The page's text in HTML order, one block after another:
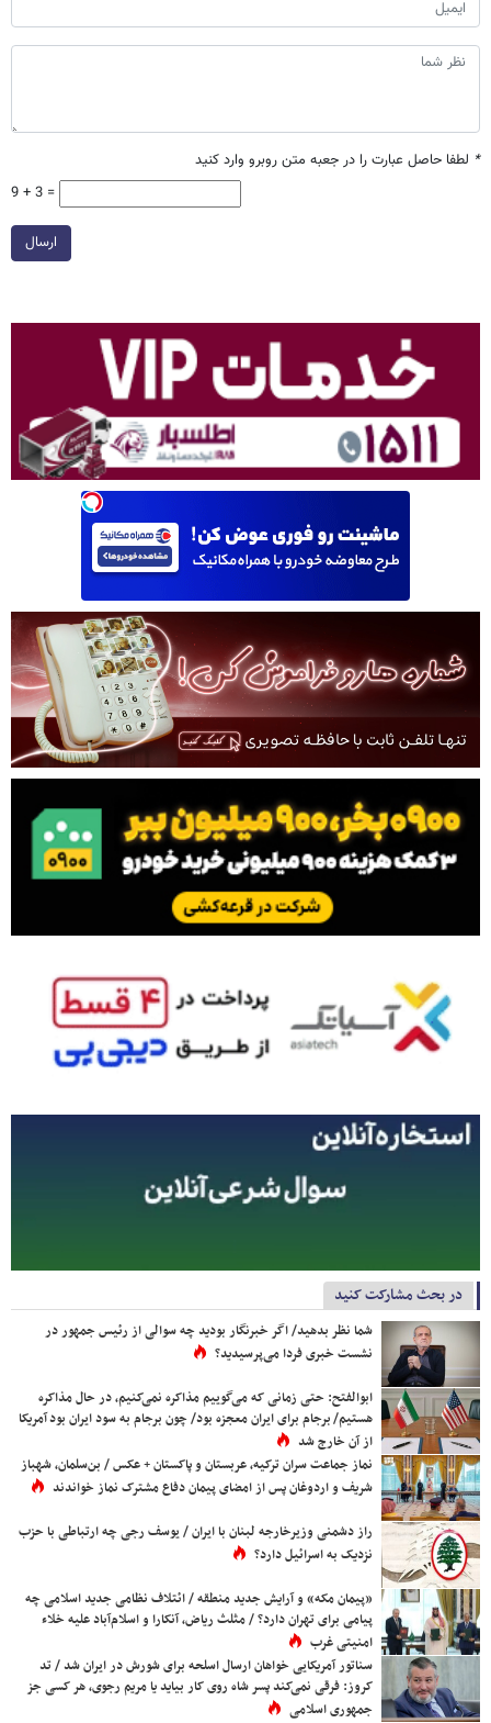
* لطفا حاصل عبارت را در جعبه متن روبرو وارد کنید
9 + 3 =
ارسال
در بحث مشارکت کنید
شما نظر بدهید/ اگر خبرنگار بودید چه سوالی از رئیس جمهور در
نشست خبری فردا می‌پرسیدید؟
ابوالفتح: حتی زمانی که می‌گوییم مذاکره نمی‌کنیم، در حال مذاکره
هستیم/ برجام برای ایران معجزه بود/ چون برجام به سود ایران بود آمریکا
از آن خارج شد
نماز جماعت سران ترکیه، عربستان و پاکستان + عکس / بن‌سلمان، شهباز
شریف و اردوغان پس از امضای پیمان دفاع مشترک نماز خواندند
راز دشمنی وزیرخارجه لبنان با ایران / یوسف رجی چه ارتباطی با حزب
نزدیک به اسرائیل دارد؟
«پیمان مکه» و آرایش جدید منطقه / ائتلاف نظامی جدید اسلامی چه
پیامی برای تهران دارد؟ / مثلث ریاض، آنکارا و اسلام‌آباد علیه خلاء
امنیتی غرب
سناتور آمریکایی خواهان ارسال اسلحه برای شورش در ایران شد / تد
کروز: فرقی نمی‌کند پسر شاه روی کار بیاید یا مریم رجوی، هر کسی جز
جمهوری اسلامی